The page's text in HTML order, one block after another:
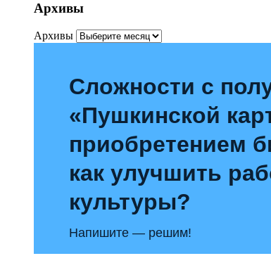
Архивы
Архивы
Сложности с
«Пушкинской
приобретением
как улучшить
культуры?
Напишите — решим!